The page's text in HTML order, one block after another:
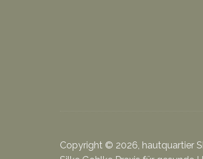
Copyright © 2026, hautquartier